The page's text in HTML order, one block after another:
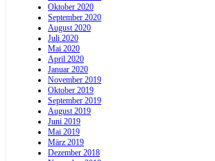
Oktober 2020
September 2020
August 2020
Juli 2020
Mai 2020
April 2020
Januar 2020
November 2019
Oktober 2019
September 2019
August 2019
Juni 2019
Mai 2019
März 2019
Dezember 2018